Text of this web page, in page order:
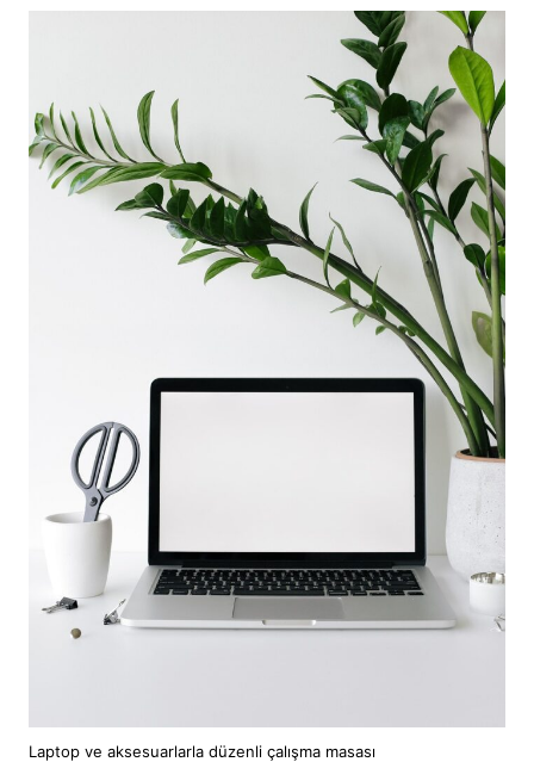
Laptop ve aksesuarlarla düzenli çalışma masası